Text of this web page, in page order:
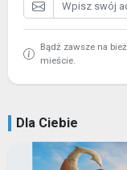
Bądź zawsze na
mieście.
Dla Ciebie